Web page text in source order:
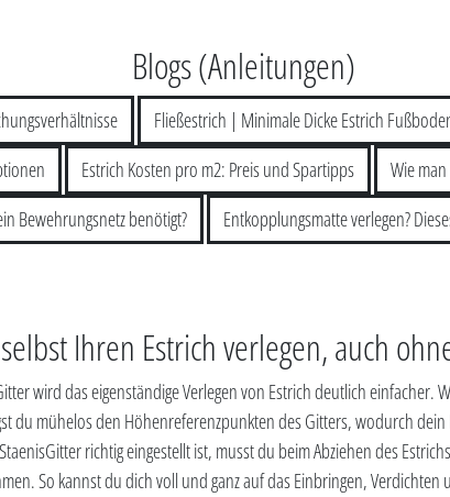
Blogs (Anleitungen)
Fließestrich | Minimale Dicke Estrich
Estrich Kosten pro m2: Preis und Spartipps Wie
Bewehrungsnetz benötigt?
Entkopplungsmatte verlegen?
Ihren Estrich verlegen, auch
wird das eigenständige Verlegen von Estrich deutlich einfacher.
du mühelos den Höhenreferenzpunkten des Gitters, wodurch
richtig eingestellt ist, musst du beim Abziehen des
So kannst du dich voll und ganz auf das Einbringen, Verdichten